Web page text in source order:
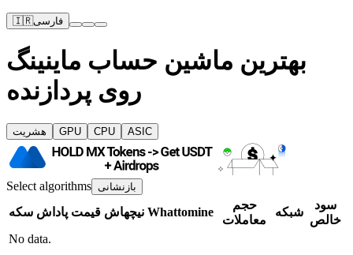
🇮🇷فارسی
بهترین ماشین حساب ماینینگ
روی پردازنده
هشریت GPU CPU ASIC
Select algorithms بازنشانی
سکه پاداش قیمت نیچهاش Whattomine
حجم
معاملات
شبکه
سود
خالص
No data.